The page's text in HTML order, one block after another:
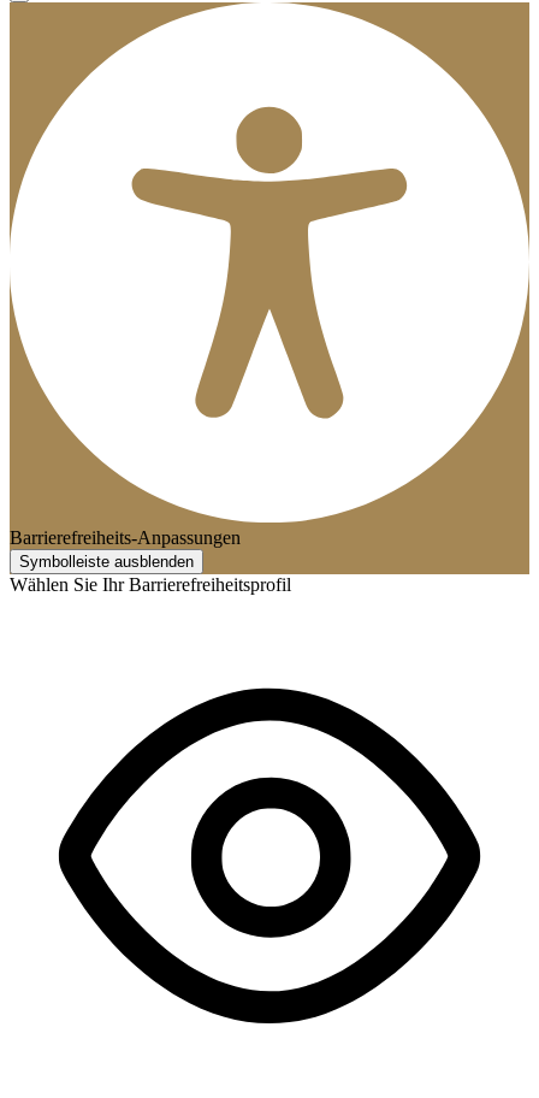
Barrierefreiheits-Anpassungen
Symbolleiste ausblenden
Wählen Sie Ihr Barrierefreiheitsprofil